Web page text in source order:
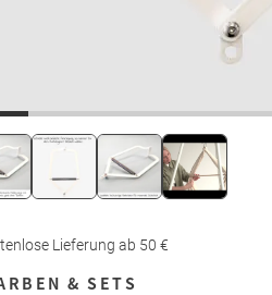
Lieferung ab 50 €
& SETS